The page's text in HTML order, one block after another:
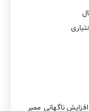
ناگهانی ممبر